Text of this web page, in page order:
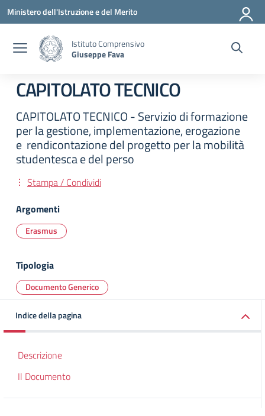
Vai ai contenuti
Vai al menu di navigazione
Vai al footer
Ministero dell'Istruzione e del Merito
Istituto Comprensivo
Giuseppe Fava
CAPITOLATO TECNICO
CAPITOLATO TECNICO - Servizio di formazione
per la gestione, implementazione, erogazione
e rendicontazione del progetto per la mobilità
studentesca e del perso
Stampa / Condividi
Argomenti
Erasmus
Tipologia
Documento Generico
Indice della pagina
Descrizione
Il Documento